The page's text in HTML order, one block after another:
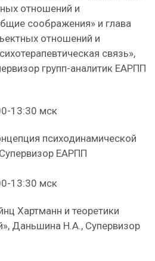
отношений и
соображения» и глава
отношений и
связь»,
групп-аналитик ЕАРПП
13:30 мск
психодинамической
ЕАРПП
13:30 мск
Хартманн и теоретики
Даньшина Н.А., Супервизор